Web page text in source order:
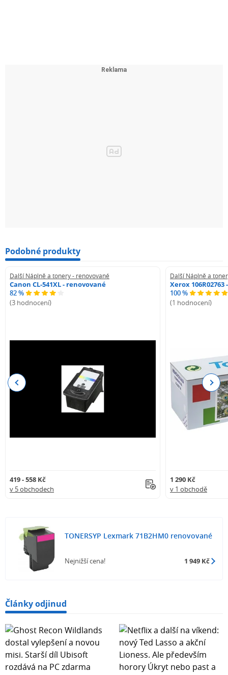
Podobné produkty
Další Náplně a tonery - renovované
Canon CL-541XL - renovované
82 %
(3 hodnocení)
419 - 558 Kč
v 5 obchodech
Další Náplně a
Xerox
100 %
(1 hodnocení)
1 290 Kč
v 1 obchodě
Previous Next
TONERSYP Lexmark 71B2HM0 renovované
Nejnižší cena! 1 949 Kč
Články odjinud